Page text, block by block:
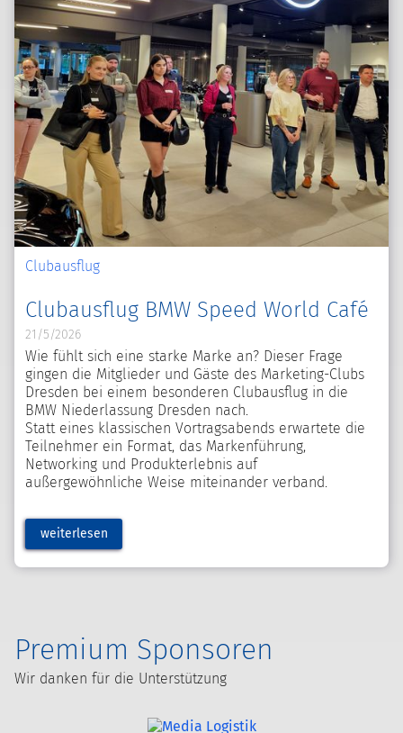
Clubausflug
Clubausflug BMW Speed World Café
21/5/2026
Wie fühlt sich eine starke Marke an? Dieser Frage
gingen die Mitglieder und Gäste des Marketing-Clubs
Dresden bei einem besonderen Clubausflug in die
BMW Niederlassung Dresden nach.
Statt eines klassischen Vortragsabends erwartete die
Teilnehmer ein Format, das Markenführung,
Networking und Produkterlebnis auf
außergewöhnliche Weise miteinander verband.
weiterlesen
Premium Sponsoren
Wir danken für die Unterstützung